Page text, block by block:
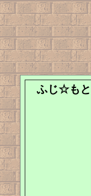
ふじ☆もと